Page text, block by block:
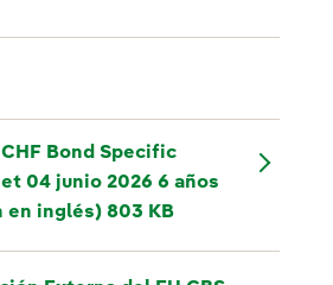
CHF Bond Specific
04 junio 2026 6 años
en inglés) 803 KB